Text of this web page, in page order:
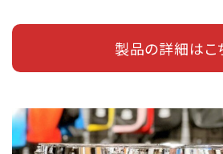
製品の詳細はこ